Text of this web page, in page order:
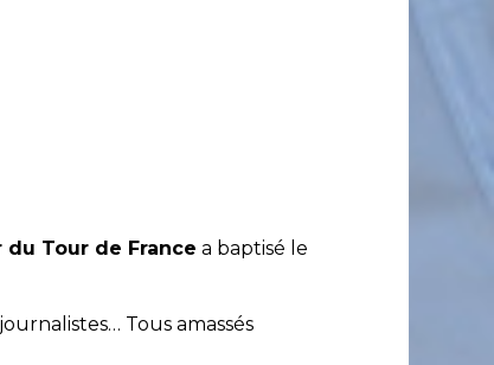
Tour de France a baptisé le
Tous amassés